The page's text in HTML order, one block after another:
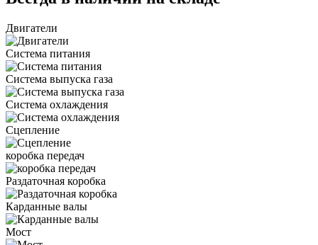
Двигатели
Система питания
Система выпуска газа
Система охлаждения
Сцепление
коробка передач
Раздаточная коробка
Карданные валы
Мост